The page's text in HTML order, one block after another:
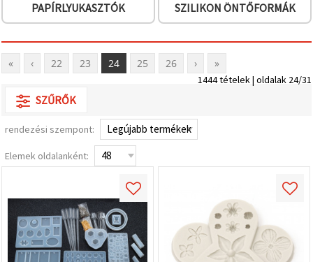
PAPÍRLYUKASZTÓK SZILIKON ÖNTŐFORMÁK
« ‹ 22 23 24 25 26 › »
1444 tételek | oldalak 24/31
SZŰRŐK
rendezési szempont:
Elemek oldalanként: